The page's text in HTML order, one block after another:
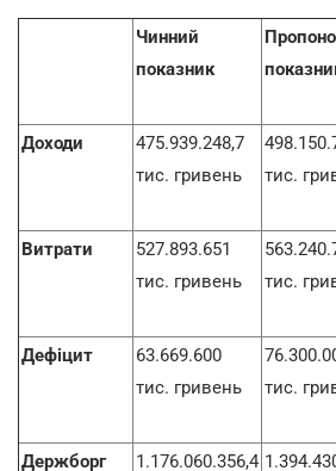
Чинний
показник
Доходи
475.939.248,7
тис. гривень
тис.
Витрати
527.893.651
тис. гривень
тис.
Дефіцит
63.669.600
тис. гривень
тис.
Держборг
1.176.060.356,4